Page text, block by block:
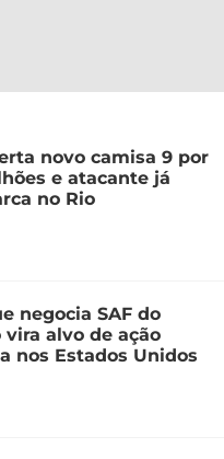
novo camisa 9 por
e atacante já
no Rio
negocia SAF do
vira alvo de ação
nos Estados Unidos